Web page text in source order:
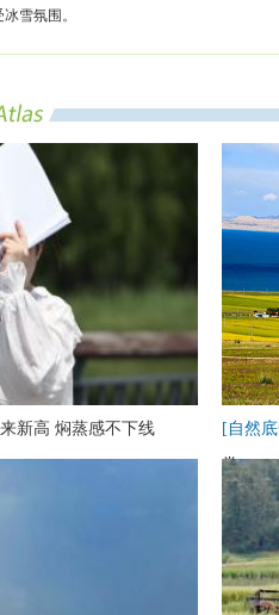
雪氛围。
新高 焖蒸感不下线
[自然
卷